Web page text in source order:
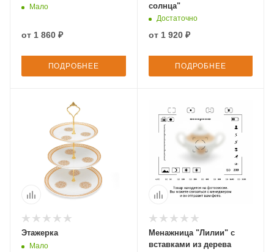
Мало
от 1 860 ₽
ПОДРОБНЕЕ
солнца"
Достаточно
от 1 920 ₽
ПОДРОБНЕЕ
Этажерка
Мало
Менажница "Лилии" с
вставками из дерева